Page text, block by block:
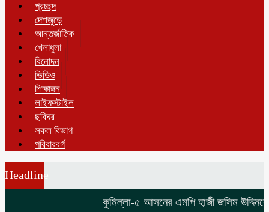
প্রচ্ছদ
দেশজুড়ে
আন্তর্জাতিক
খেলাধুলা
বিনোদন
ভিডিও
শিক্ষাঙ্গন
লাইফস্টাইল
ছবিঘর
সকল বিভাগ
পরিবারবর্গ
Headline
কুমিল্লা-৫ আসনের এমপি হাজী জসিম উদ্দিনকে